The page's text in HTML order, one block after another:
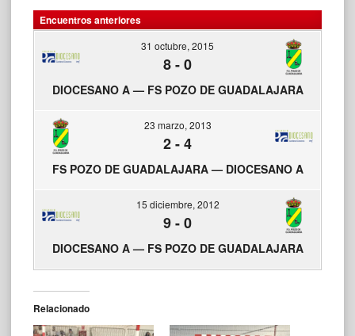
Encuentros anteriores
31 octubre, 2015
8-0
DIOCESANO A — FS POZO DE GUADALAJARA
23 marzo, 2013
2-4
FS POZO DE GUADALAJARA — DIOCESANO A
15 diciembre, 2012
9-0
DIOCESANO A — FS POZO DE GUADALAJARA
Relacionado